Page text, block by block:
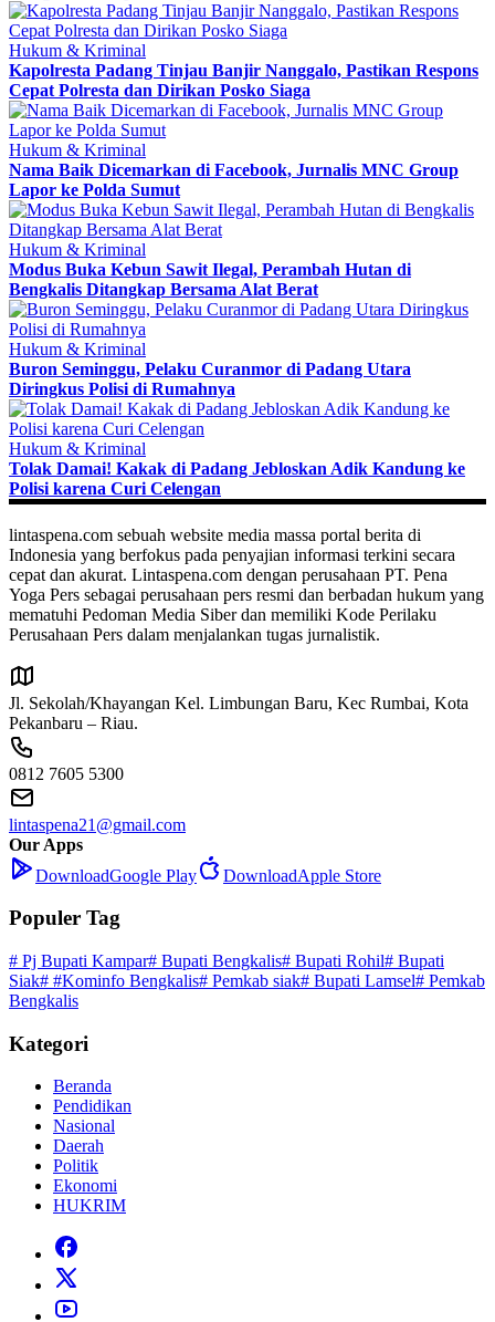
Hukum & Kriminal
Kapolresta Padang Tinjau Banjir Nanggalo, Pastikan Respons
Cepat Polresta dan Dirikan Posko Siaga
Hukum & Kriminal
Nama Baik Dicemarkan di Facebook, Jurnalis MNC Group
Lapor ke Polda Sumut
Hukum & Kriminal
Modus Buka Kebun Sawit Ilegal, Perambah Hutan di
Bengkalis Ditangkap Bersama Alat Berat
Hukum & Kriminal
Buron Seminggu, Pelaku Curanmor di Padang Utara
Diringkus Polisi di Rumahnya
Hukum & Kriminal
Tolak Damai! Kakak di Padang Jebloskan Adik Kandung ke
Polisi karena Curi Celengan
lintaspena.com sebuah website media massa portal berita di
Indonesia yang berfokus pada penyajian informasi terkini secara
cepat dan akurat. Lintaspena.com dengan perusahaan PT. Pena
Yoga Pers sebagai perusahaan pers resmi dan berbadan hukum yang
mematuhi Pedoman Media Siber dan memiliki Kode Perilaku
Perusahaan Pers dalam menjalankan tugas jurnalistik.
Jl. Sekolah/Khayangan Kel. Limbungan Baru, Kec Rumbai, Kota
Pekanbaru – Riau.
0812 7605 5300
lintaspena21@gmail.com
Our Apps
DownloadGoogle Play DownloadApple Store
Populer Tag
# Pj Bupati Kampar# Bupati Bengkalis# Bupati Rohil# Bupati
Siak# #Kominfo Bengkalis# Pemkab siak# Bupati Lamsel# Pemkab
Bengkalis
Kategori
Beranda
Pendidikan
Nasional
Daerah
Politik
Ekonomi
HUKRIM